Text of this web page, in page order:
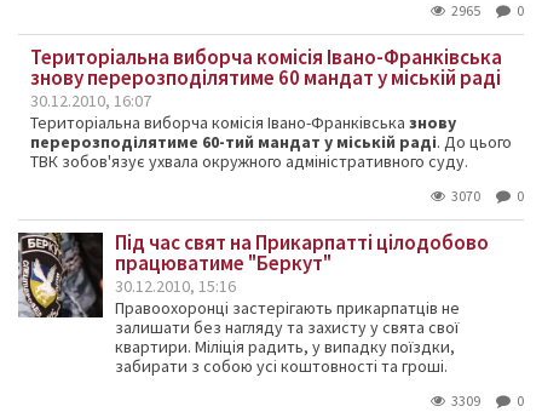
2965 0
Територіальна виборча комісія Івано-Франківська
знову перерозподілятиме 60 мандат у міській раді
30.12.2010, 16:07
Територіальна виборча комісія Івано-Франківська знову
перерозподілятиме 60-тий мандат у міській раді. До цього
ТВК зобов'язує ухвала окружного адміністративного суду.
3070 0
Під час свят на Прикарпатті цілодобово
працюватиме "Беркут"
30.12.2010, 15:16
Правоохоронці застерігають прикарпатців не
залишати без нагляду та захисту у свята свої
квартири. Міліція радить, у випадку поїздки,
забирати з собою усі коштовності та гроші.
3309 0